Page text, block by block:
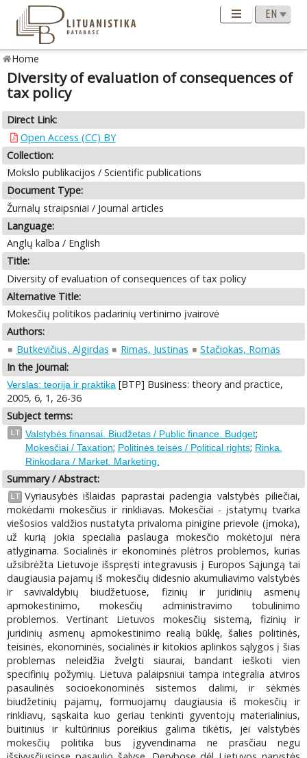
Home
Diversity of evaluation of consequences of
tax policy
Direct Link:
Open Access (CC) BY
Collection:
Mokslo publikacijos / Scientific publications
Document Type:
Žurnalų straipsniai / Journal articles
Language:
Anglų kalba / English
Title:
Diversity of evaluation of consequences of tax policy
Alternative Title:
Mokesčių politikos padarinių vertinimo įvairovė
Authors:
Butkevičius, Algirdas
Rimas, Justinas
Stačiokas, Romas
In the Journal:
Verslas: teorija ir praktika [BTP] Business: theory and practice,
2005, 6, 1, 26-36
Subject terms:
LT Valstybės finansai. Biudžetas / Public finance. Budget;
Mokesčiai / Taxation; Politinės teisės / Political rights; Rinka.
Rinkodara / Market. Marketing.
Summary / Abstract:
LT Vyriausybės išlaidas paprastai padengia valstybės piliečiai,
mokėdami mokesčius ir rinkliavas. Mokesčiai - įstatymų tvarka
viešosios valdžios nustatyta privaloma pinigine prievole (įmoka),
už kurią jokia specialia paslauga mokesčio mokėtojui nėra
atlyginama. Socialinės ir ekonominės plėtros problemos, kurias
užsibrėžta Lietuvoje išspręsti integravusis į Europos Sąjungą tai
daugiausia pajamų iš mokesčių didesnio akumuliavimo valstybės
ir savivaldybių biudžetuose, fizinių ir juridinių asmenų
apmokestinimo, mokesčių administravimo tobulinimo
problemos. Vertinant Lietuvos mokesčių sistemą, fizinių ir
juridinių asmenų apmokestinimo realią būklę, šalies politinės,
teisinės, ekonominės, socialinės ir kitokios aplinkos sąlygos į šias
problemas neleidžia žvelgti siaurai, bandant ieškoti vien
specifinių požymių. Lietuva palaipsniui tampa integralia atviros
pasaulinės socioekonominės sistemos dalimi, ir sėkmės
biudžetinių pajamų, formuojamų daugiausia iš mokesčių ir
rinkliavų, sąskaita kuo geriau tenkinti gyventojų materialinius,
buitinius ir kultūrinius poreikius galima tikėtis, jei valstybės
mokesčių politika bus įgyvendinama ne prasčiau negu